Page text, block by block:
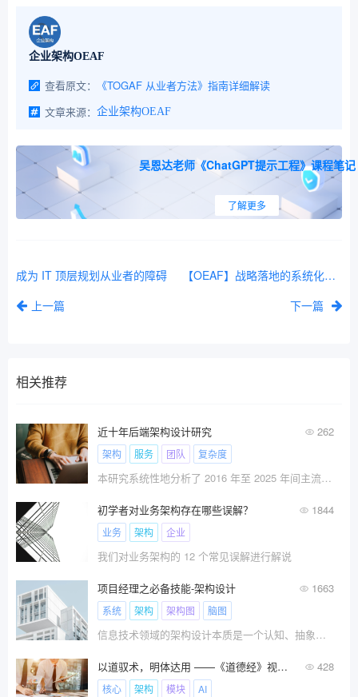
企业架构OEAF
查看原文：
《TOGAF 从业者方法》指南详细解读
文章来源： 企业架构OEAF
吴恩达老师《ChatGPT提示工程》课程笔记
了解更多
成为 IT 顶层规划从业者的障碍
上一篇
【OEAF】战略落地的系统化路径 - 基于能力的规划方法 CBP和案例
下一篇
相关推荐
近十年后端架构设计研究 262
架构 服务 团队 复杂度
本研究系统性地分析了 2016 年至 2025 年间主流后端架构范式的演进轨迹。
初学者对业务架构存在哪些误解？ 1844
业务 架构 企业
我们对业务架构的 12 个常见误解进行解说
项目经理之必备技能-架构设计 1663
系统 架构 架构图 脑图
信息技术领域的架构设计本质是一个认知、抽象与构建的过程，即通过对于物理世界的认知与抽象，识别其中的关键概念及其关系，再通过数字化的手段在数字化世界里重新构建、模拟和还原。
以道驭术，明体达用 ——《道德经》视角下软件工程 3.0 （下） 428
核心 架构 模块 AI